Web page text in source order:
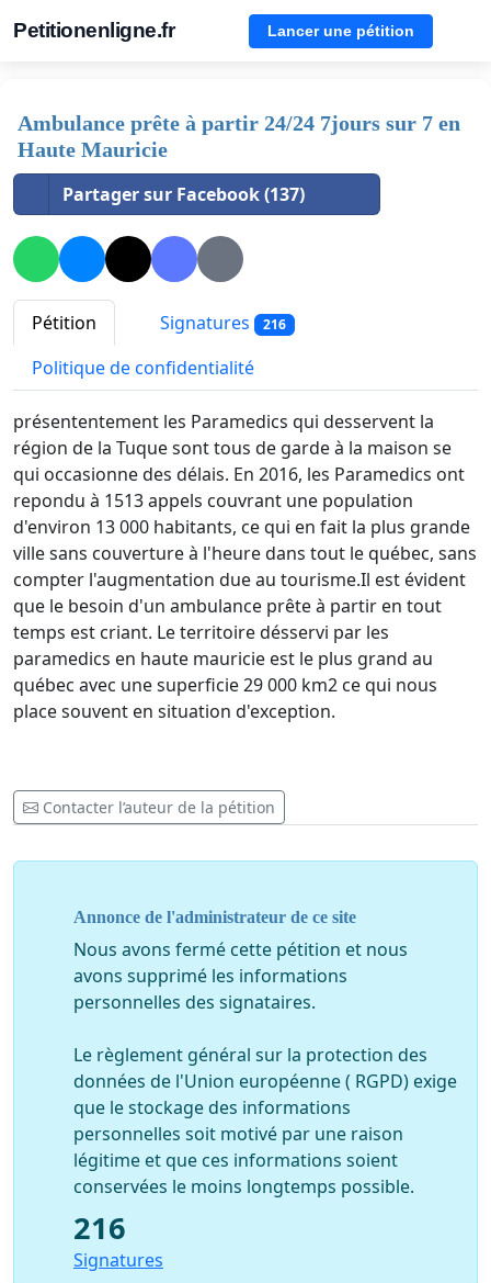
Petitionenligne.fr Lancer une pétition
Ambulance prête à partir 24/24 7jours sur 7 en
Haute Mauricie
Partager sur Facebook (137)
Pétition Signatures 216
Politique de confidentialité
présententement les Paramedics qui desservent la
région de la Tuque sont tous de garde à la maison se
qui occasionne des délais. En 2016, les Paramedics ont
repondu à 1513 appels couvrant une population
d'environ 13 000 habitants, ce qui en fait la plus grande
ville sans couverture à l'heure dans tout le québec, sans
compter l'augmentation due au tourisme.Il est évident
que le besoin d'un ambulance prête à partir en tout
temps est criant. Le territoire désservi par les
paramedics en haute mauricie est le plus grand au
québec avec une superficie 29 000 km2 ce qui nous
place souvent en situation d'exception.
Contacter l’auteur de la pétition
Annonce de l'administrateur de ce site
Nous avons fermé cette pétition et nous
avons supprimé les informations
personnelles des signataires.
Le règlement général sur la protection des
données de l'Union européenne ( RGPD) exige
que le stockage des informations
personnelles soit motivé par une raison
légitime et que ces informations soient
conservées le moins longtemps possible.
216
Signatures